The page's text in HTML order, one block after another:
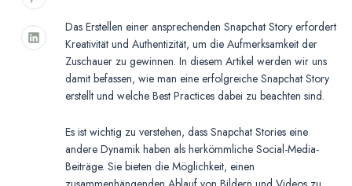
Das Erstellen einer ansprechenden Snapchat Story erfordert
Kreativität und Authentizität, um die Aufmerksamkeit der
Zuschauer zu gewinnen. In diesem Artikel werden wir uns
damit befassen, wie man eine erfolgreiche Snapchat Story
erstellt und welche Best Practices dabei zu beachten sind.
Es ist wichtig zu verstehen, dass Snapchat Stories eine
andere Dynamik haben als herkömmliche Social-Media-
Beiträge. Sie bieten die Möglichkeit, einen